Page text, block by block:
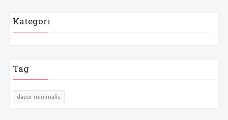
Kategori
Tag
dapur minimalis